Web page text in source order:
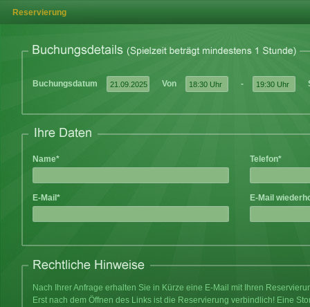
Reservierung
Buchungsdatum Von -
Name* Telefon*
E-Mail* E-Mail
Nach Ihrer Anfrage erhalten Sie in Kürze eine E-Mail mit Ihren
Erst nach dem Öffnen des Links ist die Reservierung verbindlich! Eine